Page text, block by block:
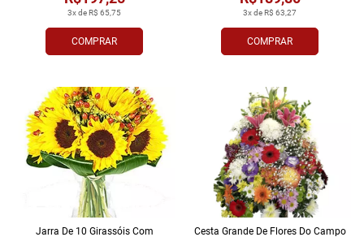
COMPRAR
3x de R$ 65,75
COMPRAR
3x de R$ 63,27
Jarra De 10 Girassóis Com
Cesta Grande De Flores Do Campo